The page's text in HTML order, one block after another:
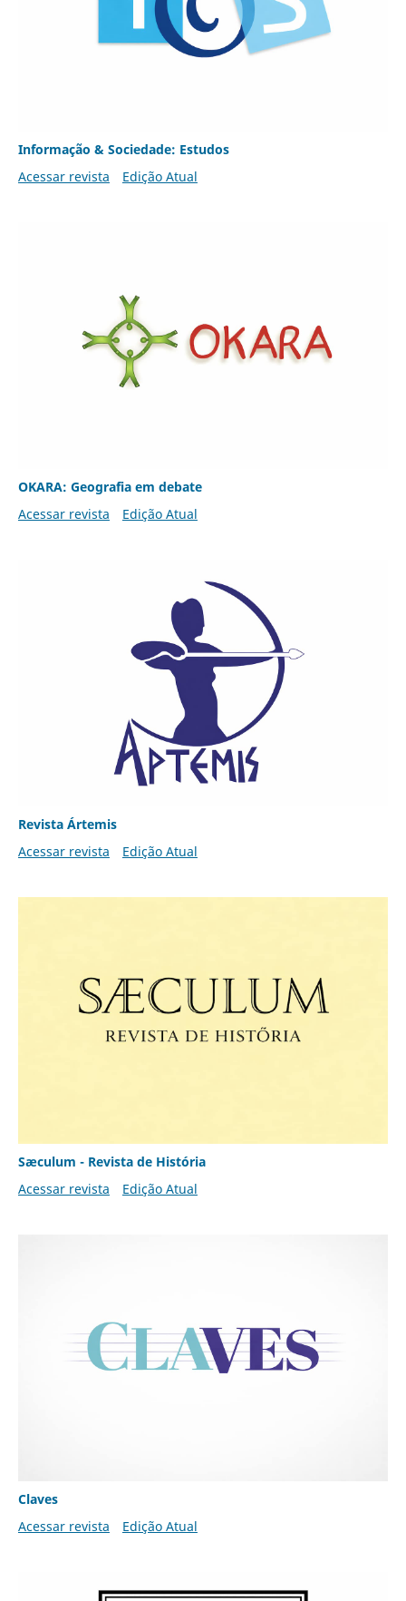
Informação & Sociedade: Estudos
Acessar revista
Edição Atual
OKARA: Geografia em debate
Acessar revista
Edição Atual
Revista Ártemis
Acessar revista
Edição Atual
Sæculum - Revista de História
Acessar revista
Edição Atual
Claves
Acessar revista
Edição Atual